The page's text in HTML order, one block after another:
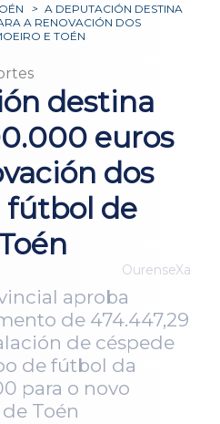
> A DEPUTACIÓN DESTINA
A RENOVACIÓN DOS
E TOÉN
destina
euros
dos
fútbol de
OurenseXa
aproba
de 474.447,29
de céspede
de fútbol da
para o novo
Toén